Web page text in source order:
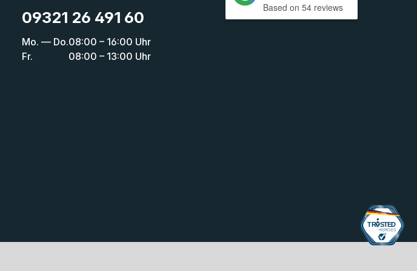
09321 26 491 60
Mo. — Do.
Fr.
08:00 – 16:00 Uhr
08:00 – 13:00 Uhr
Based on 54 reviews